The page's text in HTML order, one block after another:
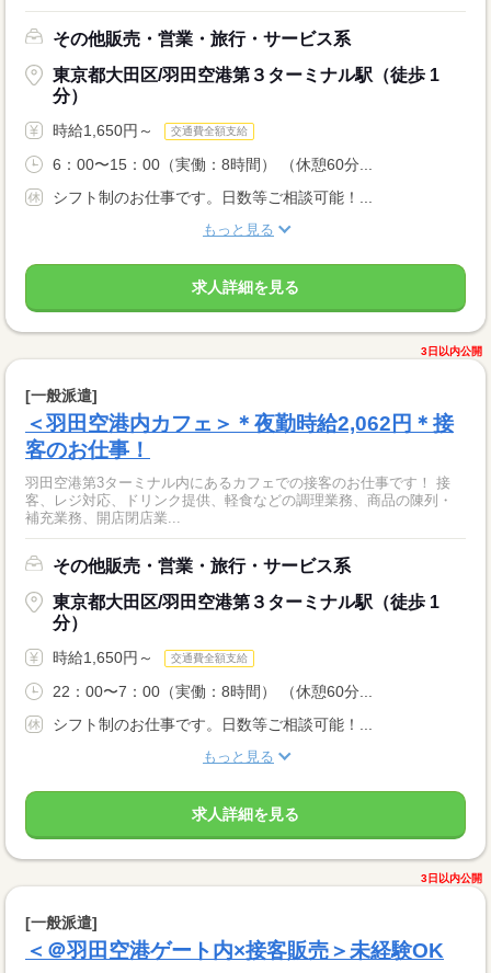
その他販売・営業・旅行・サービス系
東京都大田区/羽田空港第３ターミナル駅（徒歩 1
分）
時給1,650円～ 交通費全額支給
6：00〜15：00（実働：8時間） （休憩60分...
シフト制のお仕事です。日数等ご相談可能！...
もっと見る
求人詳細を見る
3日以内公開
[一般派遣]
＜羽田空港内カフェ＞＊夜勤時給2,062円＊接
客のお仕事！
羽田空港第3ターミナル内にあるカフェでの接客のお仕事です！ 接
客、レジ対応、ドリンク提供、軽食などの調理業務、商品の陳列・
補充業務、開店閉店業...
その他販売・営業・旅行・サービス系
東京都大田区/羽田空港第３ターミナル駅（徒歩 1
分）
時給1,650円～ 交通費全額支給
22：00〜7：00（実働：8時間） （休憩60分...
シフト制のお仕事です。日数等ご相談可能！...
もっと見る
求人詳細を見る
3日以内公開
[一般派遣]
＜＠羽田空港ゲート内×接客販売＞未経験OK